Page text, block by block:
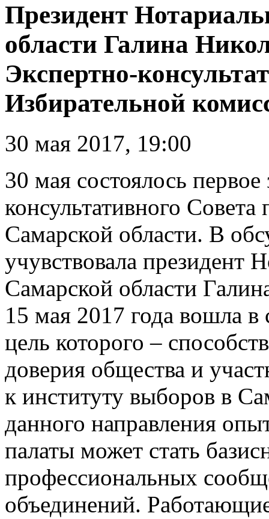
Президент
области Галина
Экспертно-
Избирательной
30 мая 2017, 19:00
30 мая состоялось
консультативного
Самарской области. В
учувствовала президент
Самарской области
15 мая 2017 года вошла в
цель которого –
доверия общества и
к институту выборов в
данного направления
палаты может стать
профессиональных
объединений.